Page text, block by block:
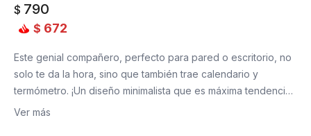
$ 790
$ 672
Este genial compañero, perfecto para pared o escritorio, no
solo te da la hora, sino que también trae calendario y
termómetro. ¡Un diseño minimalista que es máxima tendencia!
¡Es hora de despertar con actitud y un toque de diversión!
Ver más